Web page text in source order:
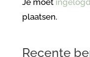
Je moet
plaatsen.
Recente